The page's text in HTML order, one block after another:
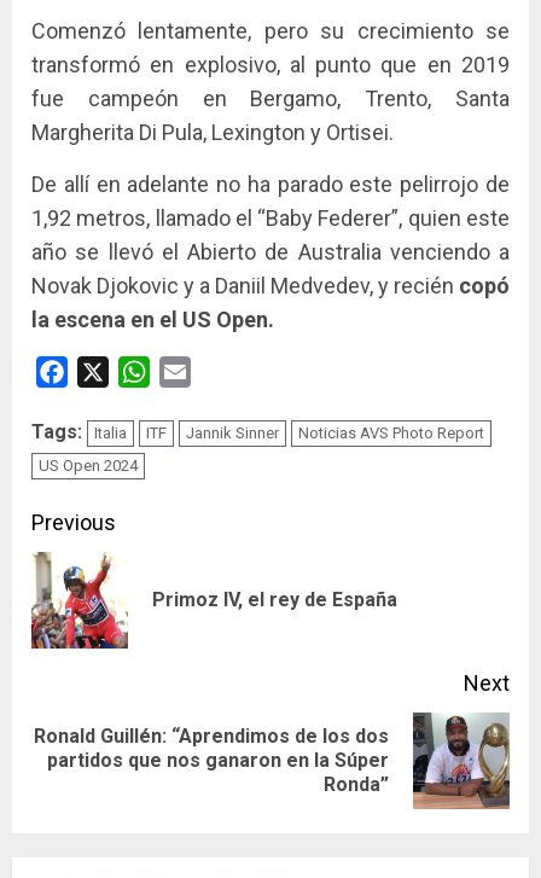
Comenzó lentamente, pero su crecimiento se
transformó en explosivo, al punto que en 2019
fue campeón en Bergamo, Trento, Santa
Margherita Di Pula, Lexington y Ortisei.
De allí en adelante no ha parado este pelirrojo de
1,92 metros, llamado el “Baby Federer”, quien este
año se llevó el Abierto de Australia venciendo a
Novak Djokovic y a Daniil Medvedev, y recién copó
la escena en el US Open.
Facebook WhatsApp
Tags: Italia ITF Jannik Sinner
Noticias AVS Photo Report
US Open 2024
Continue
Reading
Previous
Primoz IV, el rey de España
Next
Next
Ronald Guillén: “Aprendimos de los dos
partidos que nos ganaron en la Súper
Ronda”